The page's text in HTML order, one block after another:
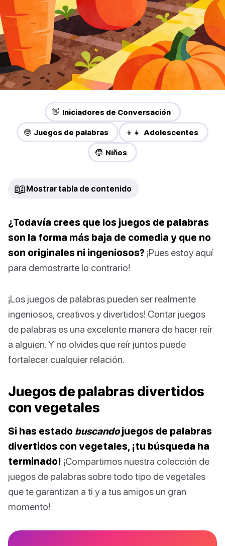
👋 Iniciadores de Conversación
🤓 Juegos de palabras 👦👧 Adolescentes
🧒 Niños
📖 Mostrar tabla de contenido
¿Todavía crees que los juegos de palabras
son la forma más baja de comedia y que no
son originales ni ingeniosos? ¡Pues estoy aquí
para demostrarte lo contrario!
¡Los juegos de palabras pueden ser realmente
ingeniosos, creativos y divertidos! Contar juegos
de palabras es una excelente manera de hacer reír
a alguien. Y no olvides que reír juntos puede
fortalecer cualquier relación.
Juegos de palabras divertidos
con vegetales
Si has estado buscandojuegos de palabras
divertidos con vegetales, ¡tu búsqueda ha
terminado! ¡Compartimos nuestra colección de
juegos de palabras sobre todo tipo de vegetales
que te garantizan a ti y a tus amigos un gran
momento!